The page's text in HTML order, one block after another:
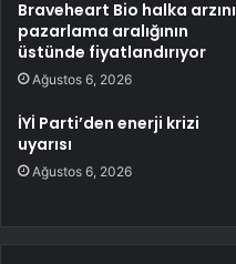
Braveheart Bio halka arzını
pazarlama aralığının
üstünde fiyatlandırıyor
Ağustos 6, 2026
İYİ Parti’den enerji krizi
uyarısı
Ağustos 6, 2026